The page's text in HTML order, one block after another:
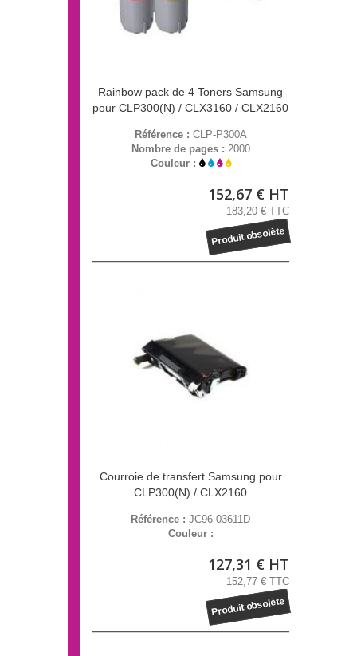
Rainbow pack de 4 Toners Samsung
pour CLP300(N) / CLX3160 / CLX2160
Référence : CLP-P300A
Nombre de pages : 2000
Couleur :
152,67 € HT
183,20 € TTC
Produit obsolète
Courroie de transfert Samsung pour
CLP300(N) / CLX2160
Référence : JC96-03611D
Couleur :
127,31 € HT
152,77 € TTC
Produit obsolète